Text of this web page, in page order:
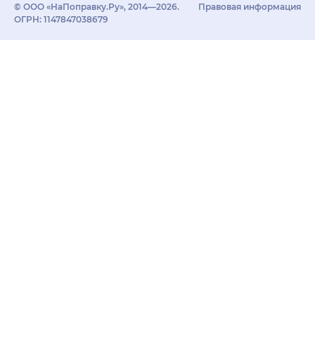
© ООО «НаПоправку.Ру», 2014—2026.
ОГРН: 1147847038679
Правовая информация